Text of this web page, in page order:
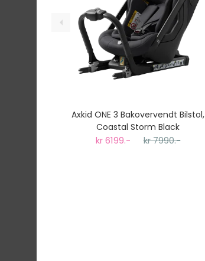
Axkid ONE 3 Bakovervendt Bilstol,
Coastal Storm Black
kr 6199.- kr 7990.-